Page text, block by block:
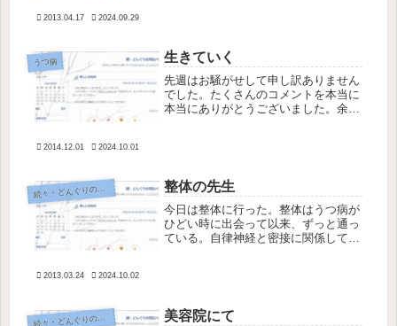
で...
2013.04.17 2024.09.29
うつ病 生きていく
先週はお騒がせして申し訳ありません
でした。たくさんのコメントを本当に
本当にありがとうございました。余っ
す。...
2014.12.01 2024.10.01
続
々・どんぐりの背比べ 整体の先生
今日は整体に行った。整体はうつ病が
ひどい時に出会って以来、ずっと通っ
ている。自律神経と密接に関係してい
改...
2013.03.24 2024.10.02
続
々・どんぐりの背比べ 美容院にて